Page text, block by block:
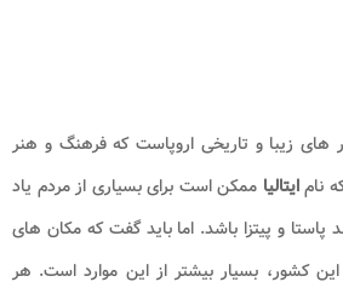
های زیبا و تاریخی اروپاست که فرهنگ و هنر
نامایتالیا ممکن است برای بسیاری از مردم یاد
پاستا و پیتزا باشد. اما باید گفت که مکان های
کشور، بسیار بیشتر از این موارد است. هر